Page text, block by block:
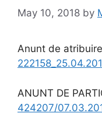
May 10, 2018 by
Anunt de
ANUNT DE
424207/